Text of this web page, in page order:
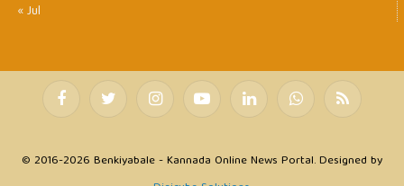
« Jul
FacebookTwitter InstagramYouTubeLinkedIn WhatsAppRSS
© 2016-2026 Benkiyabale - Kannada Online News Portal. Designed by